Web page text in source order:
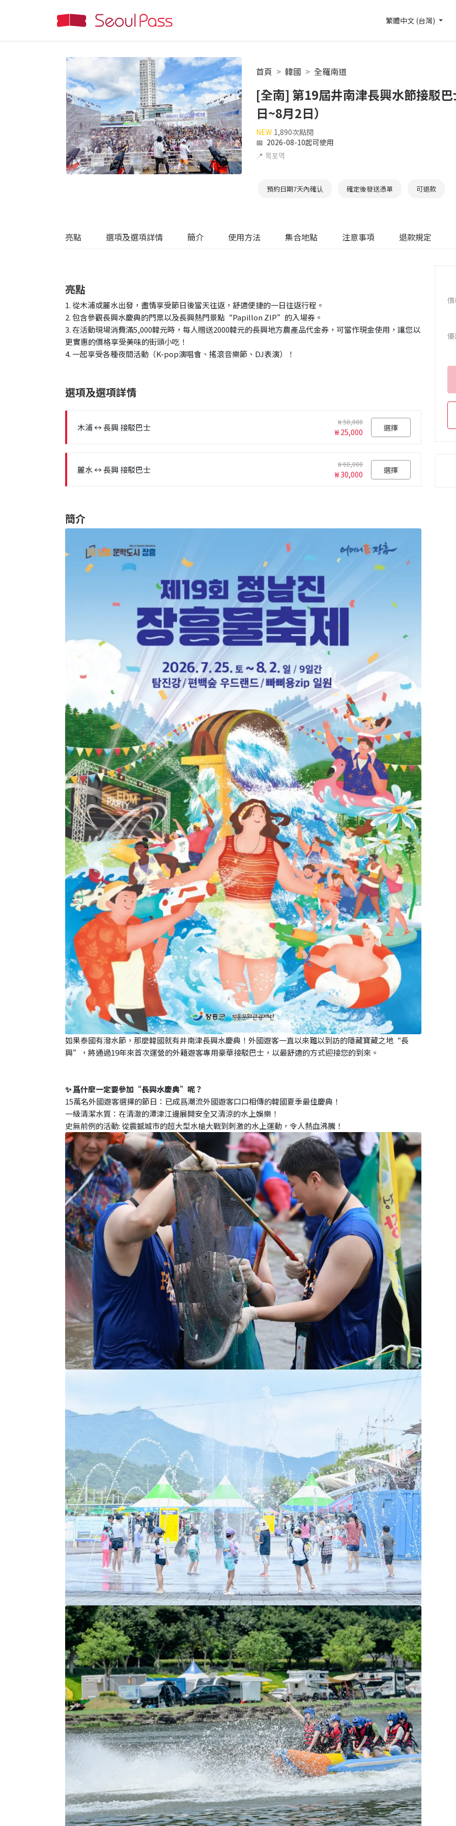
繁體中文 (台灣)
首頁 韓國 全羅南道
[全南] 第19屆井南津長興水節接駁
日~8月2日）
NEW 1,890次點閱
📅 2026-08-10起可使用
📍 목포역
預約日期7天內確认 確定後發送憑單 可退款
亮點 選項及選項詳情 簡介 使用方法 集合地點 注意事項 退款規定
亮點
1. 從木浦或麗水出發，盡情享受節日後當天往返，舒適便捷的一日往返行程。
2. 包含參觀長興水慶典的門票以及長興熱門景點“Papillon ZIP”的入場券。
3. 在活動現場消費滿5,000韓元時，每人贈送2000韓元的長興地方農產品代金券，可當作現金使用，讓您以
更實惠的價格享受美味的街頭小吃！
4. 一起享受各種夜間活動（K-pop演唱會、搖滾音樂節、DJ表演）！
選項及選項詳情
木浦 ↔ 長興 接駁巴士 ₩ 50,000
₩ 25,000 選擇
麗水 ↔ 長興 接駁巴士 ₩ 60,000
₩ 30,000 選擇
簡介
如果泰國有潑水節，那麼韓國就有井南津長興水慶典！外國遊客一直以來難以到訪的隱藏寶藏之地“長
興”，將通過19年來首次運營的外籍遊客專用豪華接駁巴士，以最舒適的方式迎接您的到來。
✨ 爲什麼一定要參加“長興水慶典”呢？
15萬名外國遊客選擇的節日：已成爲潮流外國遊客口口相傳的韓國夏季最佳慶典！
一級清潔水質：在清澈的潭津江邊展開安全又清涼的水上娛樂！
史無前例的活動: 從震撼城市的超大型水槍大戰到刺激的水上運動，令人熱血沸騰！
優